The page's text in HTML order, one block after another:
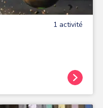
1 activité